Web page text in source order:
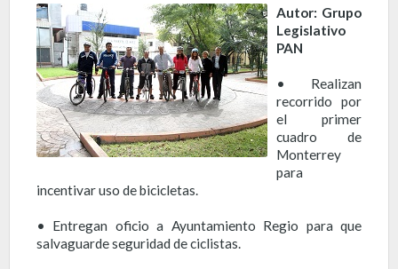
Autor: Grupo
Legislativo
PAN
• Realizan
recorrido por
el primer
cuadro de
Monterrey
para
incentivar uso de bicicletas.
• Entregan oficio a Ayuntamiento Regio para que
salvaguarde seguridad de ciclistas.